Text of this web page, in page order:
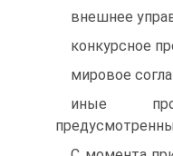
внешнее
конкурсное
мировое
иные